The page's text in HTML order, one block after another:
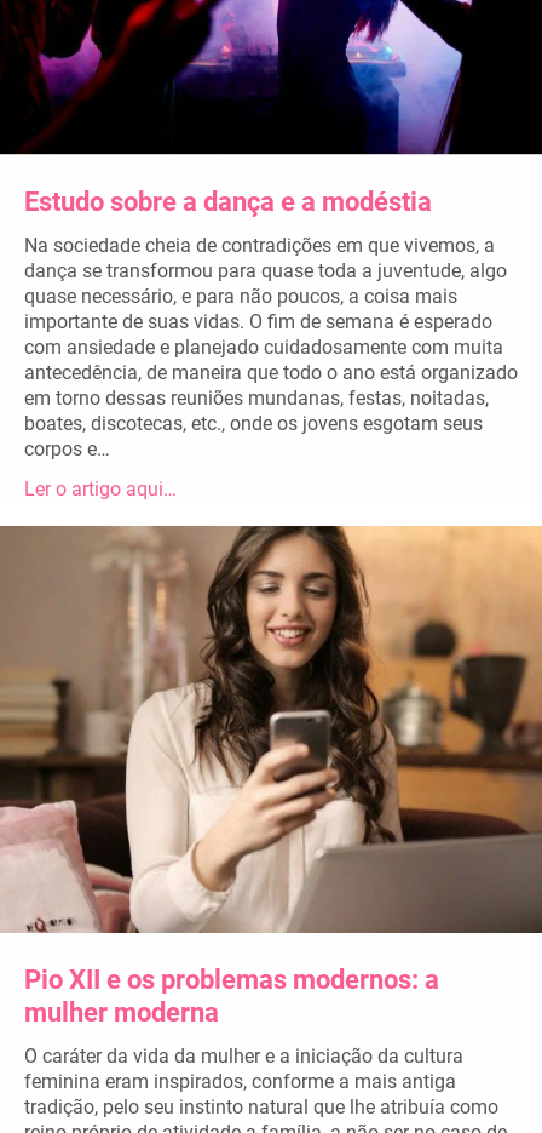
Estudo sobre a dança e a modéstia
Na sociedade cheia de contradições em que vivemos, a
dança se transformou para quase toda a juventude, algo
quase necessário, e para não poucos, a coisa mais
importante de suas vidas. O fim de semana é esperado
com ansiedade e planejado cuidadosamente com muita
antecedência, de maneira que todo o ano está organizado
em torno dessas reuniões mundanas, festas, noitadas,
boates, discotecas, etc., onde os jovens esgotam seus
corpos e…
Ler o artigo aqui…
Pio XII e os problemas modernos: a
mulher moderna
O caráter da vida da mulher e a iniciação da cultura
feminina eram inspirados, conforme a mais antiga
tradição, pelo seu instinto natural que lhe atribuía como